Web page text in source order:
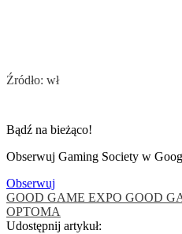
Źródło: wł
Bądź na bieżąco!
Obserwuj Gaming Society w
Obserwuj
GOOD GAME EXPO GOOD
OPTOMA
Udostępnij artykuł: